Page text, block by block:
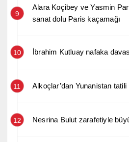
9
Alara Koçibey ve Yasmin
sanat dolu Paris kaçamağı
10 İbrahim Kutluay nafaka
11 Alkoçlar’dan Yunanistan tatili
12 Nesrina Bulut zarafetiyle